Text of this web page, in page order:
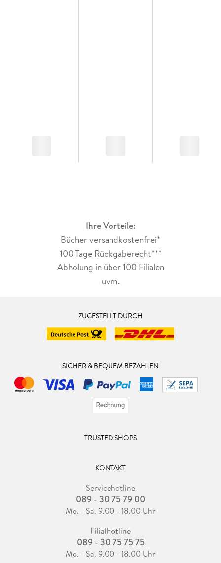
Ihre Vorteile:
Bücher versandkostenfrei*
100 Tage Rückgaberecht***
Abholung in über 100 Filialen
uvm.
ZUGESTELLT DURCH
SICHER & BEQUEM BEZAHLEN
TRUSTED SHOPS
KONTAKT
Servicehotline
089 - 30 75 79 00
Mo. - Sa. 9.00 - 18.00 Uhr
Filialhotline
089 - 30 75 75 75
Mo. - Sa. 9.00 - 18.00 Uhr